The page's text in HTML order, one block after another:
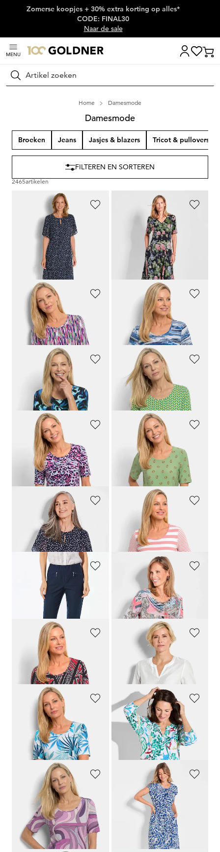
Skip naar hoofdinhoud
Zomerse koopjes + 30% extra korting op alles*
CODE: FINAL30
Naar de sale
MENU
Zoeken
Home Damesmode
Damesmode
Broeken Jeans Jasjes & blazers Tricot & pullovers
2465artikelen
FILTEREN EN SORTEREN
GOLDNER
Strokenjurk met stippen
149,95 € 109,95 €
Laagste prijs van de afgelopen 30
dagen**: 109,95 € (-18%)
GOLDNER
Shirt met grafisch patroon
39,95 €69,95 € 69,95 €
Shirt van viscose met artistieke print
69,95 €
GOLDNER
39,95 € 69,95 €
GOLDNER
Jersey shirt met animalprint
69,95 €
GOLDNER
69,95 €
Blouse van licht chiffon
59,95 €69,95 €
39,95 €69,95 €
Superelastische broek
LOUISA
GOLDNER
Shirt met watervalhals
49,95 €69,95 €
GOLDNER
Katoenen shirt met grafische print
69,95 €
59,95 €69,95 €
GOLDNER
69,95 €
GOLDNER
Tuniek met kleurrijke print allover
109,95 €
GOLDNER
69,95 €
GOLDNER
99,95 € 139,95 €
Laagste prijs van de afgelopen 30
dagen**: 119,95 € (-16%)